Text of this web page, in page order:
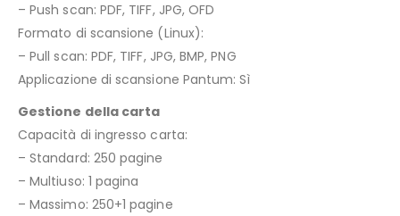
– Push scan: PDF, TIFF, JPG, OFD
Formato di scansione (Linux):
– Pull scan: PDF, TIFF, JPG, BMP, PNG
Applicazione di scansione Pantum: Sì
Gestione della carta
Capacità di ingresso carta:
– Standard: 250 pagine
– Multiuso: 1 pagina
– Massimo: 250+1 pagine